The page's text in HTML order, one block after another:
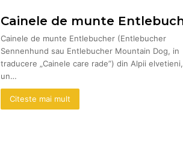
Cainele de munte
Cainele de munte Entlebucher (Entlebucher
Sennenhund sau Entlebucher Mountain Dog, in
traducere „Cainele care rade”) din Alpii
un…
Citeste mai mult